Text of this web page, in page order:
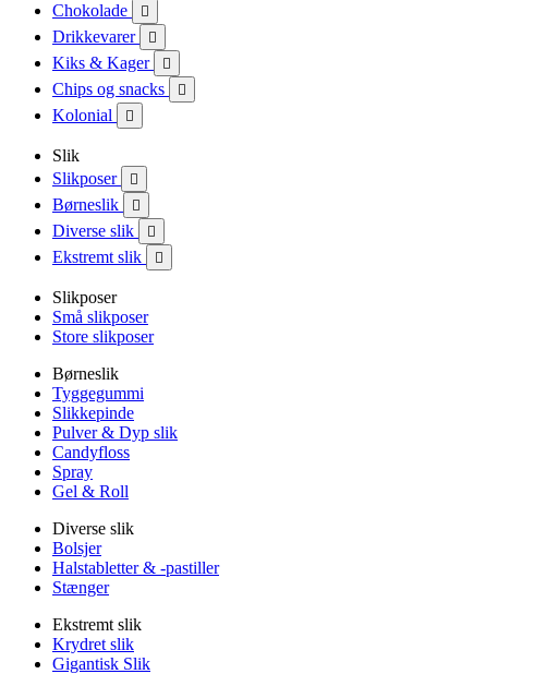
Chokolade 
Drikkevarer 
Kiks & Kager 
Chips og snacks 
Kolonial 
Slik
Slikposer

Børneslik 
Diverse slik 
Ekstremt slik 
Slikposer
Små slikposer
Store slikposer
Børneslik
Tyggegummi
Slikkepinde
Pulver & Dyp slik
Candyfloss
Spray
Gel & Roll
Diverse slik
Bolsjer
Halstabletter & -pastiller
Stænger
Ekstremt slik
Krydret slik
Gigantisk Slik